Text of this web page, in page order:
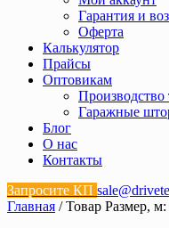
Гарантия и
Оферта
Калькулятор
Прайсы
Оптовикам
Производство
Гаражные
Блог
О нас
Контакты
Запросите КП
Главная / Товар Размер,